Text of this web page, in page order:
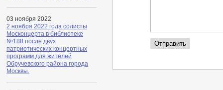
03 ноября 2022
2 ноября 2022 года солисты
Москонцерта в библиотеке
№188 после двух
патриотических концертных
программ для жителей
Обручевского района города
Москвы.